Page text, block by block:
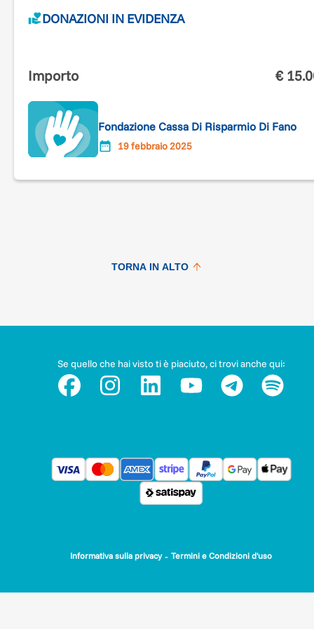
DONAZIONI IN EVIDENZA
Importo €
Fondazione Cassa Di Risparmio Di Fano
19 febbraio 2025
TORNA IN ALTO
Se quello che hai visto ti è piaciuto, ci trovi anche qui:
Informativa sulla privacy - Termini e Condizioni d'uso